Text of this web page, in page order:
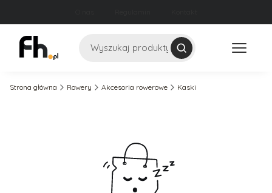
Szukaj
Strona główna Rowery Akcesoria rowerowe Kaski